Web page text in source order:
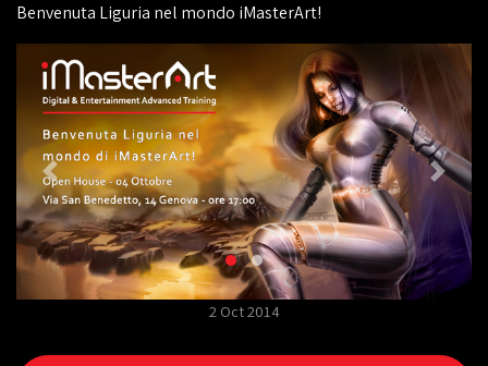
Benvenuta Liguria nel mondo iMasterArt!
2 Oct 2014